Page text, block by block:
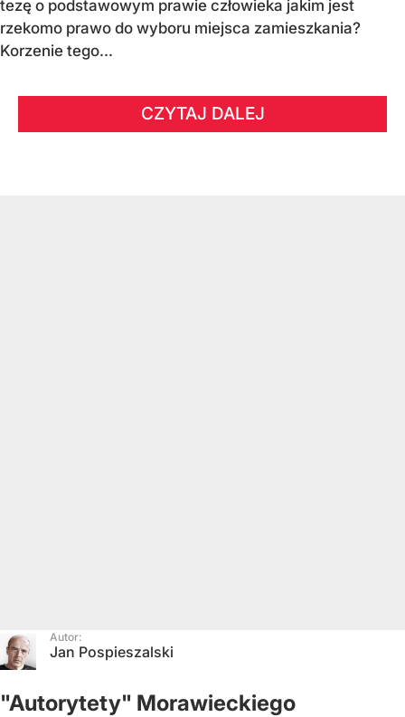
tezę o podstawowym prawie człowieka jakim jest
rzekomo prawo do wyboru miejsca zamieszkania?
Korzenie tego...
CZYTAJ DALEJ
Autor:
Jan Pospieszalski
"Autorytety" Morawieckiego